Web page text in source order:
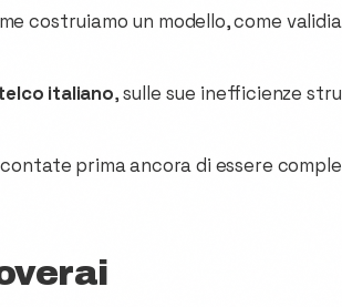
costruiamo un modello, come
italiano, sulle sue inefficienze
prima ancora di essere